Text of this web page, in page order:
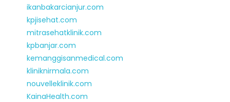
ikanbakarcianjur.com
kpjisehat.com
mitrasehatklinik.com
kpbanjar.com
kemanggisanmedical.com
kliniknirmala.com
nouvelleklinik.com
KainaHealth.com